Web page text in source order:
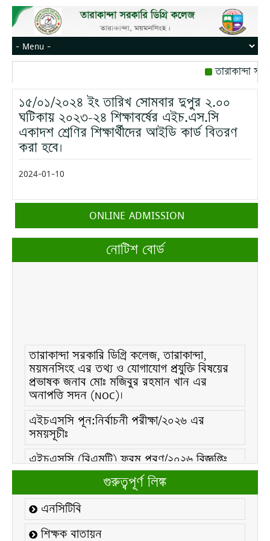
তারাকান্দা
রোজ বৃহস্পতিবার।
মোবাইল নম্বর:
১৫/০১/২০২৪ ইং তারিখ সোমবার দুপুর ২.০০
ঘটিকায় ২০২৩-২৪ শিক্ষাবর্ষের এইচ.এস.সি
একাদশ শ্রেণির শিক্ষার্থীদের আইডি কার্ড বিতরণ
করা হবে।
2024-01-10
ONLINE ADMISSION
নোটিশ বোর্ড
তারাকান্দা সরকারি ডিগ্রি কলেজ, তারাকান্দা,
ময়মনসিংহ এর তথ্য ও যোগাযোগ প্রযুক্তি বিষয়ের
প্রভাষক জনাব মোঃ মজিবুর রহমান খান এর
অনাপত্তি সদন (NOC)।
এইচএসসি পূন:নির্বাচনী পরীক্ষা/২০২৬ এর
সময়সূচীঃ
এইচএসসি (বিএমটি) ফরম পূরণ/২০২৬ বিজ্ঞপ্তিঃ
এইচএসসি ফরম/২০২৬ পূরণ বিজ্ঞপ্তিঃ
২১ ফেব্রুয়ারি/২০২৬ ইং তারিখে “শহিদ দিবস ও
আন্তর্জাতিক মাতৃভাষা দিবস-২০২৬ উদযাপন
উপলক্ষ্যে নোটিশঃ
গুরুত্বপূর্ণ লিঙ্ক
এনসিটিবি
শিক্ষক বাতায়ন